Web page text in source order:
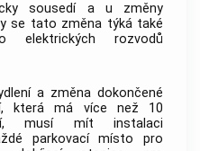
sousedí a u změny
se tato změna týká také
elektrických rozvodů
a změna dokončené
která má více než 10
musí mít instalaci
parkovací místo pro